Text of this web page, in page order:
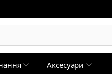
Аксесуари